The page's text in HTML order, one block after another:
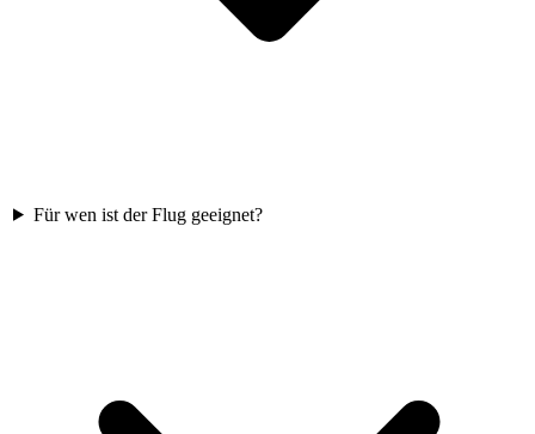
Für wen ist der Flug geeignet?